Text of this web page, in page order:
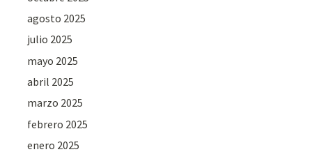
agosto 2025
julio 2025
mayo 2025
abril 2025
marzo 2025
febrero 2025
enero 2025